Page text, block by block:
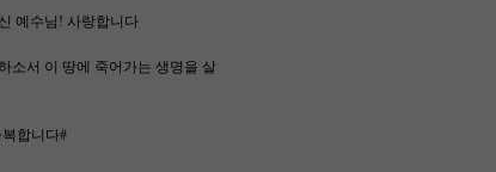
예수님! 사랑합니다
소서 이 땅에 죽어가는 생명을 살
합니다#